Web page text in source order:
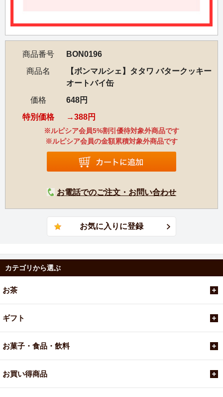
商品番号
BON0196
商品名
【ボンマルシェ】タタワ バタークッキー
オートバイ缶
価格
648円
特別価格
388円
※ルピシア会員5%割引優待対象外商品です
※ルピシア会員の金額累積対象外商品です
お電話でのご注文・お問い合わせ
カテゴリから選ぶ
お茶
ギフト
お菓子・食品・飲料
お買い得商品